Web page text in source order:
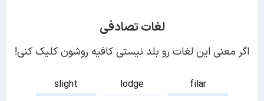
لغات تصادفی
اگر معنی این لغات رو بلد نیستی کافیه روشون کلیک کنی!
slight lodge
filar